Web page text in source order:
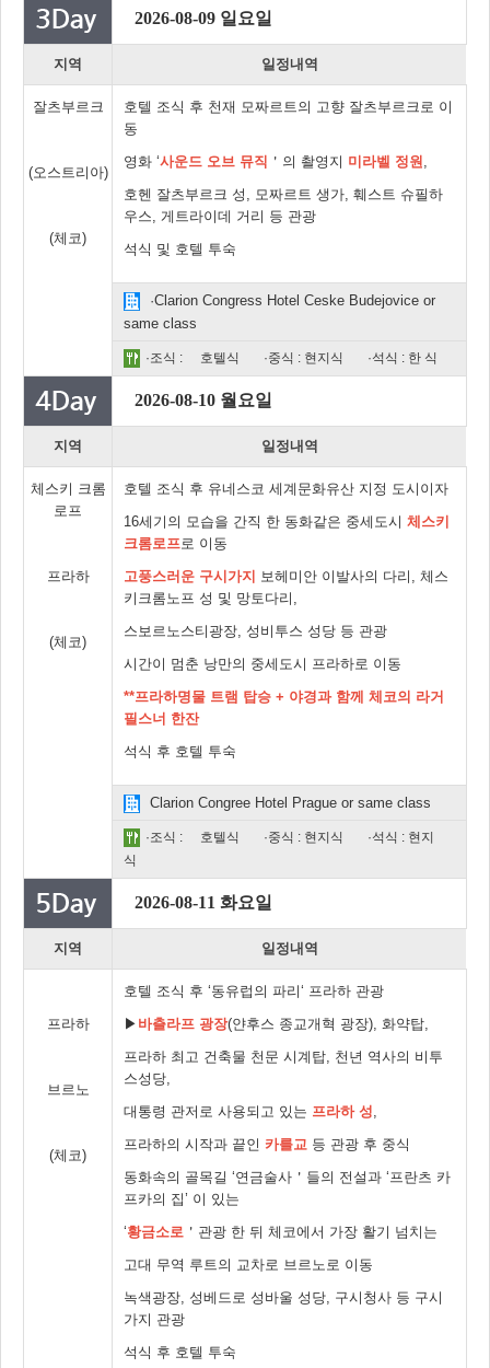
2026-08-09 일요일
지역 일정내역
잘츠부르크
(오스트리아)
(체코)
호텔 조식 후 천재 모짜르트의 고향 잘츠부르크로 이
동
영화 ‘사운드 오브 뮤직 ＇의 촬영지 미라벨 정원
호헨 잘츠부르크 성, 모짜르트 생가, 훼스트 슈필하
우스, 게트라이데 거리 등 관광
석식 및 호텔 투숙
·Clarion Congress Hotel Ceske Budejovice or
same class
·조식 : 호텔식 ·중식 : 현지식 ·석식 : 한 식
2026-08-10 월요일
지역 일정내역
체스키 크롬
로프
프라하
(체코)
호텔 조식 후 유네스코 세계문화유산 지정 도시이자
16세기의 모습을 간직 한 동화같은 중세도시 체스키
크롬로프 로 이동
고풍스러운 구시가지
보헤미안 이발사의 다리, 체스
키크롬노프 성 및 망토다리,
스보르노스티광장, 성비투스 성당 등 관광
시간이 멈춘 낭만의 중세도시 프라하로 이동
**프라하명물 트램 탑승 + 야경과 함께 체코의 라거
필스너 한잔
석식 후 호텔 투숙
Clarion Congree Hotel Prague or same class
·조식 : 호텔식 ·중식 : 현지식
·석식 : 현지
식
2026-08-11 화요일
지역 일정내역
프라하
브르노
(체코)
호텔 조식 후 ‘동유럽의 파리‘ 프라하 관광
▶ 바츨라프 광장(얀후스 종교개혁 광장), 화약탑,
프라하 최고 건축물 천문 시계탑, 천년 역사의 비투
스성당,
대통령 관저로 사용되고 있는 프라하 성
프라하의 시작과 끝인 카를교 등 관광 후 중식
동화속의 골목길 ‘연금술사＇들의 전설과 ‘프란츠 카
프카의 집’ 이 있는
‘황금소로 ＇관광 한 뒤 체코에서 가장 활기 넘치는
고대 무역 루트의 교차로 브르노로 이동
녹색광장, 성베드로 성바울 성당, 구시청사 등 구시
가지 관광
석식 후 호텔 투숙